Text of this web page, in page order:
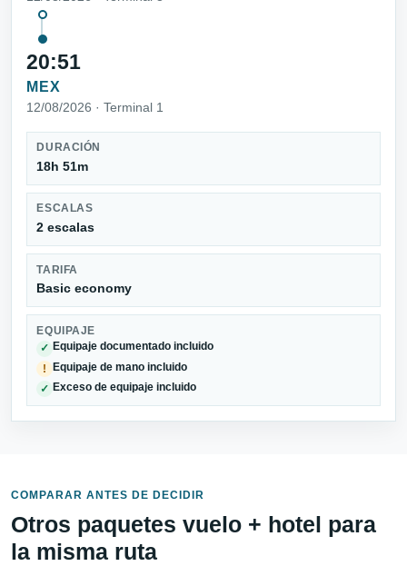
20:51
MEX
12/08/2026 · Terminal 1
DURACIÓN
18h 51m
ESCALAS
2 escalas
TARIFA
Basic economy
EQUIPAJE
✓ Equipaje documentado incluido
! Equipaje de mano incluido
✓ Exceso de equipaje incluido
COMPARAR ANTES DE DECIDIR
Otros paquetes vuelo + hotel para
la misma ruta